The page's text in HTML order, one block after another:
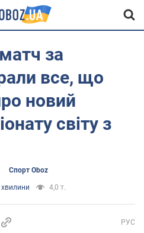
за
все, що
новий
світу з
Спорт Oboz
хвилини 4,0 т.
РУС